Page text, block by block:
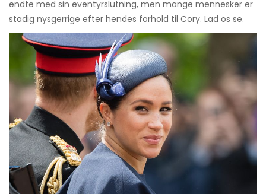
endte med sin eventyrslutning, men mange mennesker er
stadig nysgerrige efter hendes forhold til Cory. Lad os se.